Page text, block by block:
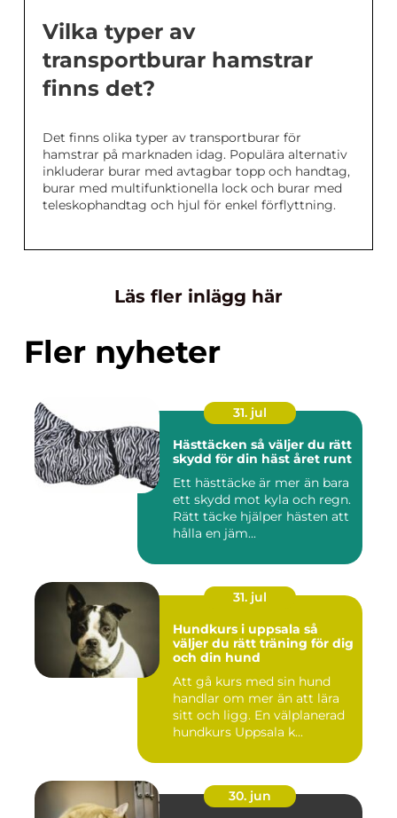
Vilka typer av
transportburar hamstrar
finns det?
Det finns olika typer av transportburar för
hamstrar på marknaden idag. Populära alternativ
inkluderar burar med avtagbar topp och handtag,
burar med multifunktionella lock och burar med
teleskophandtag och hjul för enkel förflyttning.
Läs fler inlägg här
Fler nyheter
31. jul
Hästtäcken så väljer du rätt
skydd för din häst året runt
Ett hästtäcke är mer än bara
ett skydd mot kyla och regn.
Rätt täcke hjälper hästen att
hålla en jäm...
31. jul
Hundkurs i uppsala så
väljer du rätt träning för dig
och din hund
Att gå kurs med sin hund
handlar om mer än att lära
sitt och ligg. En välplanerad
hundkurs Uppsala k...
30. jun